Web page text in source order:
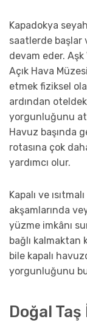
Kapadokya
saatlerde başlar
devam eder.
Açık Hava
etmek fiziksel
ardından
yorgunluğunu
Havuz başında
rotasına çok
yardımcı olur.
Kapalı ve
akşamlarında
yüzme imkânı
bağlı kalmaktan
bile kapalı
yorgunluğunu
Doğal